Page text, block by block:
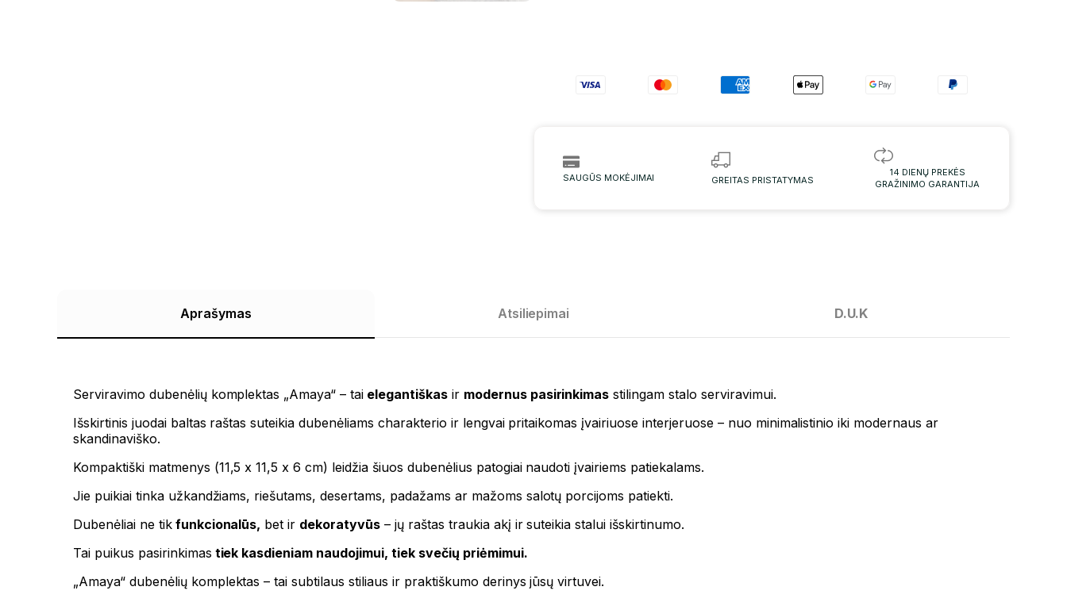
SAUGŪS MOKĖJIMAI GREITAS PRISTATYMAS
14 DIENŲ PREKĖS
GRAŽINIMO GARANTIJA
Aprašymas Atsiliepimai D.U.K
Serviravimo dubenėlių komplektas „Amaya“ – tai elegantiškasir modernus pasirinkimas stilingam stalo serviravimui.
Išskirtinis juodai baltas raštas suteikia dubenėliams charakterio ir lengvai pritaikomas įvairiuose interjeruose – nuo minimalistinio iki modernaus ar
skandinaviško.
Kompaktiški matmenys (11,5 x 11,5 x 6 cm) leidžia šiuos dubenėlius patogiai naudoti įvairiems patiekalams.
Jie puikiai tinka užkandžiams, riešutams, desertams, padažams ar mažoms salotų porcijoms patiekti.
Dubenėliai ne tikfunkcionalūs, bet ir dekoratyvūs – jų raštas traukia akį ir suteikia stalui išskirtinumo.
Tai puikus pasirinkimas tiek kasdieniam naudojimui, tiek svečių priėmimui.
„Amaya“ dubenėlių komplektas – tai subtilaus stiliaus ir praktiškumo derinys jūsų virtuvei.